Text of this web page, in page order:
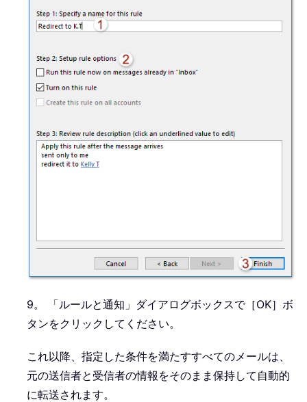
9。 「ルールと通知」ダイアログボックスで［OK］ボ
タンをクリックしてください。
これ以降、指定した条件を満たすすべてのメールは、
元の送信者と受信者の情報をそのまま保持して自動的
に転送されます。